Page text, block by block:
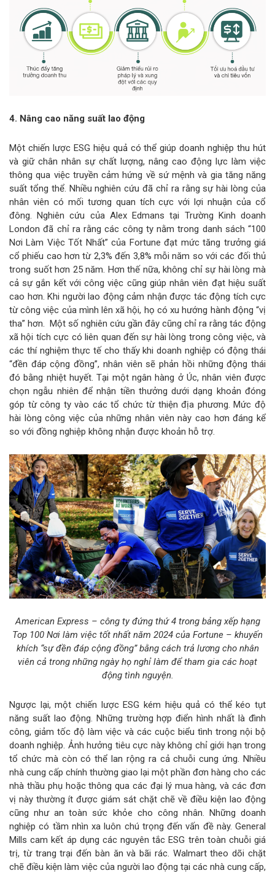
4. Nâng cao năng suất lao động
Một chiến lược ESG hiệu quả có thể giúp doanh nghiệp thu hút
và giữ chân nhân sự chất lượng, nâng cao động lực làm việc
thông qua việc truyền cảm hứng về sứ mệnh và gia tăng năng
suất tổng thể. Nhiều nghiên cứu đã chỉ ra rằng sự hài lòng của
nhân viên có mối tương quan tích cực với lợi nhuận của cổ
đông. Nghiên cứu của Alex Edmans tại Trường Kinh doanh
London đã chỉ ra rằng các công ty nằm trong danh sách “100
Nơi Làm Việc Tốt Nhất” của Fortune đạt mức tăng trưởng giá
cổ phiếu cao hơn từ 2,3% đến 3,8% mỗi năm so với các đối thủ
trong suốt hơn 25 năm. Hơn thế nữa, không chỉ sự hài lòng mà
cả sự gắn kết với công việc cũng giúp nhân viên đạt hiệu suất
cao hơn. Khi người lao động cảm nhận được tác động tích cực
từ công việc của mình lên xã hội, họ có xu hướng hành động “vị
tha” hơn. Một số nghiên cứu gần đây cũng chỉ ra rằng tác động
xã hội tích cực có liên quan đến sự hài lòng trong công việc, và
các thí nghiệm thực tế cho thấy khi doanh nghiệp có động thái
“đền đáp cộng đồng”, nhân viên sẽ phản hồi những động thái
đó bằng nhiệt huyết. Tại một ngân hàng ở Úc, nhân viên được
chọn ngẫu nhiên để nhận tiền thưởng dưới dạng khoản đóng
góp từ công ty vào các tổ chức từ thiện địa phương. Mức độ
hài lòng công việc của những nhân viên này cao hơn đáng kể
so với đồng nghiệp không nhận được khoản hỗ trợ.
American Express – công ty đứng thứ 4 trong bảng xếp hạng
Top 100 Nơi làm việc tốt nhất năm 2024 của Fortune – khuyến
khích “sự đền đáp cộng đồng” bằng cách trả lương cho nhân
viên cả trong những ngày họ nghỉ làm để tham gia các hoạt
động tình nguyện.
Ngược lại, một chiến lược ESG kém hiệu quả có thể kéo tụt
năng suất lao động. Những trường hợp điển hình nhất là đình
công, giảm tốc độ làm việc và các cuộc biểu tình trong nội bộ
doanh nghiệp. Ảnh hưởng tiêu cực này không chỉ giới hạn trong
tổ chức mà còn có thể lan rộng ra cả chuỗi cung ứng. Nhiều
nhà cung cấp chính thường giao lại một phần đơn hàng cho các
nhà thầu phụ hoặc thông qua các đại lý mua hàng, và các đơn
vị này thường ít được giám sát chặt chẽ về điều kiện lao động
cũng như an toàn sức khỏe cho công nhân. Những doanh
nghiệp có tầm nhìn xa luôn chú trọng đến vấn đề này. General
Mills cam kết áp dụng các nguyên tắc ESG trên toàn chuỗi giá
trị, từ trang trại đến bàn ăn và bãi rác. Walmart theo dõi chặt
chẽ điều kiện làm việc của người lao động tại các nhà cung cấp,